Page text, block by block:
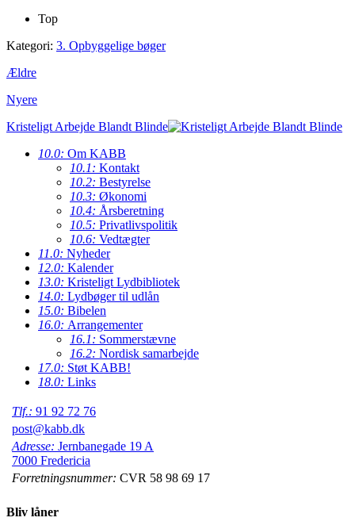
Top
Kategori: 3. Opbyggelige bøger
Ældre
Nyere
Kristeligt Arbejde Blandt Blinde
10.0: Om KABB
10.1: Kontakt
10.2: Bestyrelse
10.3: Økonomi
10.4: Årsberetning
10.5: Privatlivspolitik
10.6: Vedtægter
11.0: Nyheder
12.0: Kalender
13.0: Kristeligt Lydbibliotek
14.0: Lydbøger til udlån
15.0: Bibelen
16.0: Arrangementer
16.1: Sommerstævne
16.2: Nordisk samarbejde
17.0: Støt KABB!
18.0: Links
Tlf.: 91 92 72 76
post@kabb.dk
Adresse: Jernbanegade 19 A
7000 Fredericia
Forretningsnummer: CVR 58 98 69 17
Bliv låner